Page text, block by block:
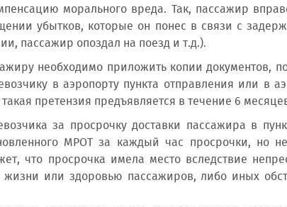
морального вреда. Так, пассажир
убытков, которые он понес в связи с
пассажир опоздал на поезд и т.д.).
необходимо приложить копии документов,
в аэропорту пункта отправления или в
претензия предъявляется в течение 6
за просрочку доставки пассажира в
МРОТ за каждый час просрочки, но
что просрочка имела место вследствие
или здоровью пассажиров, либо иных